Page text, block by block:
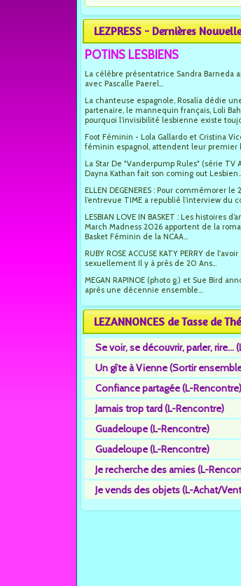
LEZPRESS - Dernières
POTINS LESBIENS
La célèbre présentatrice Sandra Barneda
avec Pascalle Paerel...
La chanteuse espagnole, Rosalía dédie
partenaire, le mannequin français, Loli
pourquoi l’invisibilité lesbienne existe
Foot Féminin - Lola Gallardo et Cristina
féminin espagnol, attendent leur premier
La Star De "Vanderpump Rules" (série TV
Dayna Kathan fait son coming out
ELLEN DEGENERES : Pour commémorer
l’entrevue TIME a republié l’interview du
LESBIAN LOVE IN BASKET : Les histoires
March Madness 2026 apportent de la
Basket Féminin de la NCAA...
RUBY ROSE ACCUSE KATY PERRY de
sexuellement Il y à près de 20 Ans...
MEGAN RAPINOE (photo g.) et Sue Bird
après une décennie ensemble...
LEZANNONCES de Tasse de Thé
Se voir, se découvrir, parler, rire...
Un gîte à Vienne (Sortir
Confiance partagée (L-Rencontre)
Jamais trop tard (L-Rencontre)
Guadeloupe (L-Rencontre)
Guadeloupe (L-Rencontre)
Je recherche des amies (L-
Je vends des objets (L-Achat/